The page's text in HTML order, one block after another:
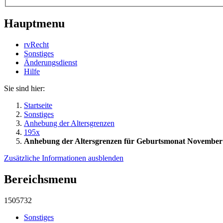
Hauptmenu
rvRecht
Sonstiges
Änderungsdienst
Hil­fe
Sie sind hier:
Startseite
Sonstiges
Anhebung der Altersgrenzen
195x
Anhebung der Altersgrenzen für Geburtsmonat November
Zusätzliche Informationen ausblenden
Bereichsmenu
1505732
Sonstiges